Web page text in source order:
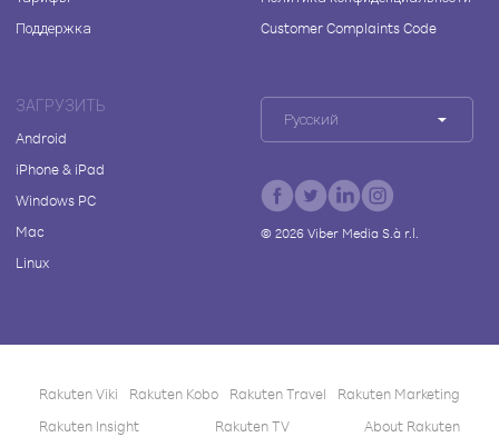
Поддержка
Customer Complaints Code
ЗАГРУЗИТЬ
Android
iPhone & iPad
Windows PC
Mac
Linux
Русский
© 2026Viber Media S.à r.l.
Rakuten Viki Rakuten Kobo Rakuten Travel
Rakuten Marketing
Rakuten Insight
Rakuten TV About Rakuten